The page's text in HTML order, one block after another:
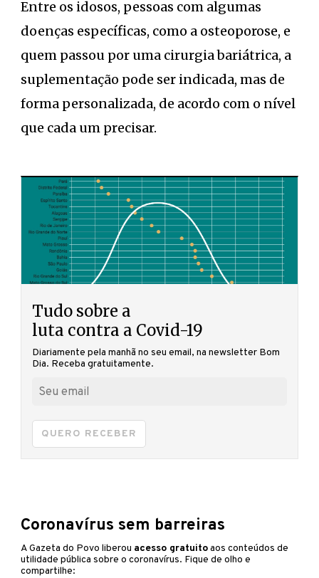
Entre os idosos, pessoas com algumas
doenças específicas, como a osteoporose, e
quem passou por uma cirurgia bariátrica, a
suplementação pode ser indicada, mas de
forma personalizada, de acordo com o nível
que cada um precisar.
Tudo sobre a
luta contra a Covid-19
Diariamente pela manhã no seu email, na newsletter Bom
Dia. Receba gratuitamente.
QUERO RECEBER
Coronavírus sem barreiras
A Gazeta do Povo liberou acesso gratuitoaos conteúdos de
utilidade pública sobre o coronavírus. Fique de olho e
compartilhe: